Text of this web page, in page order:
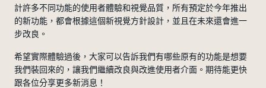
計許多不同功能的使用者體驗和視覺品質，所有預定於今年推出
的新功能，都會根據這個新視覺方針設計，並且在未來還會進一
步改良。
希望實際體驗過後，大家可以告訴我們有哪些原有的功能是想要
我們裝回來的，讓我們繼續改良與改進使用者介面。期待能更快
跟各位分享更多新消息！